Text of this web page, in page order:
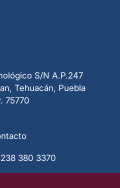
S/N A.P.247
Tehuacán, Puebla
75770
380 3370